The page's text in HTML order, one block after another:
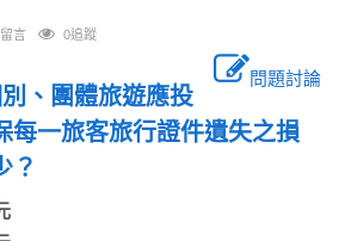
言 0追蹤
問題討論
、團體旅遊應投
每一旅客旅行證件遺失之損
？